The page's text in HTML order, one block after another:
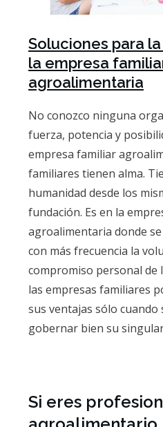
Soluciones para
la empresa
agroalimentaria
No conozco ninguna
fuerza, potencia y
empresa familiar
familiares tienen alma.
humanidad desde los
fundación. Es en la
agroalimentaria donde
con más frecuencia la
compromiso personal de
las empresas familiares
sus ventajas sólo cuando
gobernar bien su
Si eres